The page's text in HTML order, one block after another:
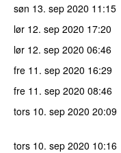
søn 13. sep 2020 11:15
lør 12. sep 2020 17:20
lør 12. sep 2020 06:46
fre 11. sep 2020 16:29
fre 11. sep 2020 08:46
tors 10. sep 2020 20:09
tors 10. sep 2020 10:16